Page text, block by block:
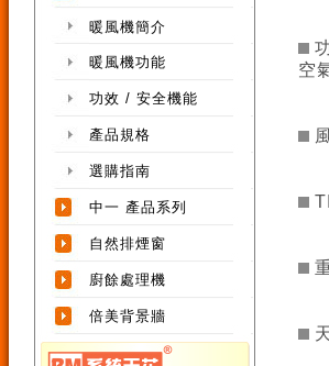
暖風機簡介
暖風機功能
功效 / 安全機能
產品規格
選購指南
中一 產品系列
自然排煙窗
廚餘處理機
倍美背景牆
空